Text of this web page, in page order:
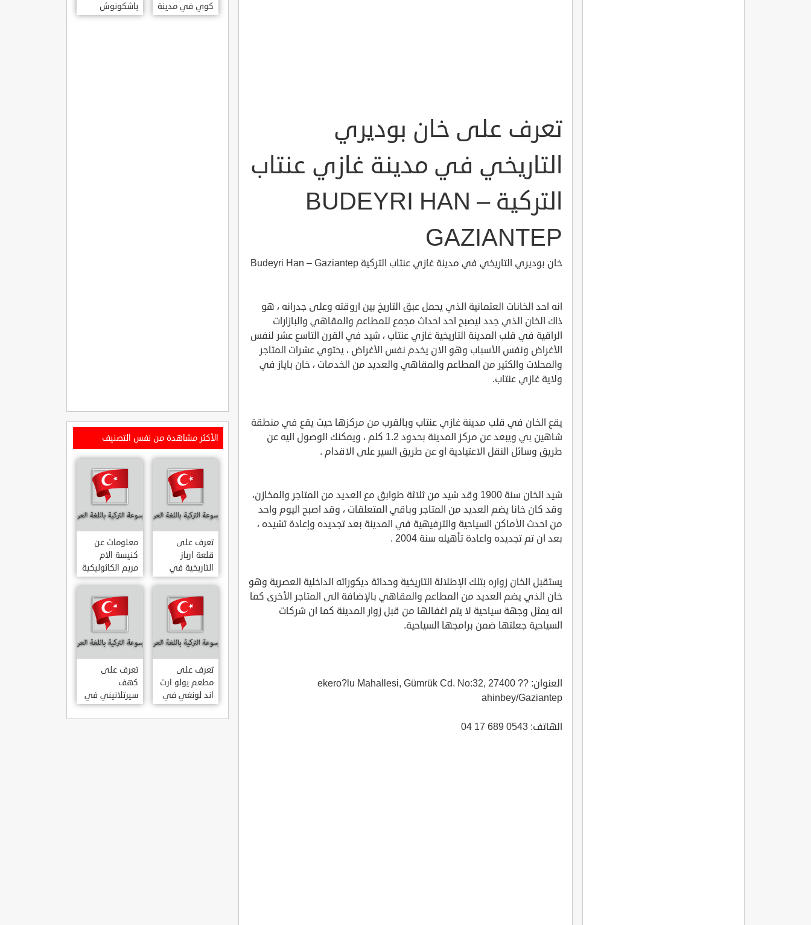
تعرف على خان بوديري
التاريخي في مدينة غازي عنتاب
التركية BUDEYRI HAN –
GAZIANTEP
خان بوديري التاريخي في مدينة غازي عنتاب التركية Budeyri Han – Gaziantep
انه احد الخانات العثمانية الذي يحمل عبق التاريخ بين اروقته وعلى جدرانه ، هو
ذاك الخان الذي جدد ليصبح احد احداث مجمع للمطاعم والمقاهي والبازارات
الراقية في قلب المدينة التاريخية غازي عنتاب ، شيد في القرن التاسع عشر لنفس
الأغراض ونفس الأسباب وهو الان يخدم نفس الأغراض ، يحتوي عشرات المتاجر
والمحلات والكثير من المطاعم والمقاهي والعديد من الخدمات ، خان باياز في
ولاية غازي عنتاب.
يقع الخان في قلب مدينة غازي عنتاب وبالقرب من مركزها حيث يقع في منطقة
شاهين بي ويبعد عن مركز المدينة بحدود 1.2 كلم ، ويمكنك الوصول اليه عن
طريق وسائل النقل الاعتيادية او عن طريق السير على الاقدام .
شيد الخان سنة 1900 وقد شيد من ثلاثة طوابق مع العديد من المتاجر والمخازن،
وقد كان خانا يضم العديد من المتاجر وباقي المتعلقات ، وقد اصبح اليوم واحد
من احدث الأماكن السياحية والترفيهية في المدينة بعد تجديده وإعادة تشيده ،
بعد ان تم تجديده واعادة تأهيله سنة 2004 .
يستقبل الخان زواره بتلك الإطلالة التاريخية وحداثة ديكوراته الداخلية العصرية وهو
خان الذي يضم العديد من المطاعم والمقاهي بالإضافة الى المتاجر الأخرى كما
انه يمثل وجهة سياحية لا يتم اغفالها من قبل زوار المدينة كما ان شركات
السياحية جعلتها ضمن برامجها السياحية.
العنوان: ?ekero?lu Mahallesi, Gümrük Cd. No:32, 27400 ?
ahinbey/Gaziantep
الهاتف: 0543 689 17 04
كوي في مدينة
داتشا الساحلية
باشكونوش
الطبيعية في
الأكثر مشاهدة من نفس التصنيف
تعرف على
قلعة ارباز
التاريخية في
ولاية ايدن.. من
القلاع الدولة
العثمانية
ARPAZ
KALESI AYDIN
معلومات عن
كنيسة الام
مريم الكاثوليكية
في هاتي .. من
معالم المدينة
التاريخية
والدينية
MERYEM ANA
KATOLIK
KILISESI
HATAY
تعرف على
مطعم يولو ارت
اند لونغي في
ازمير .. مطعم
بجدران متحف
تعرف على
كهف
سيرتلانيني في
ولاية ايدن .. من
اعاجيب الطبيعة